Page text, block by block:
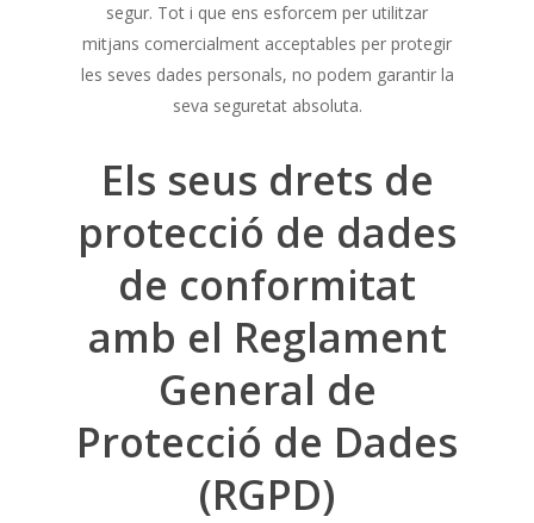
segur. Tot i que ens esforcem per utilitzar
mitjans comercialment acceptables per protegir
les seves dades personals, no podem garantir la
seva seguretat absoluta.
Els seus drets de
protecció de dades
de conformitat
amb el Reglament
General de
Protecció de Dades
(RGPD)